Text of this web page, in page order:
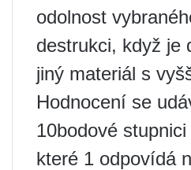
odolnost
destrukci, když je
jiný materiál s
Hodnocení se
10bodové
které 1 odpovídá